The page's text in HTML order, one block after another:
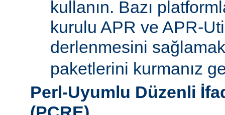
kullanın. Bazı
kurulu APR ve APR-
derlenmesini
paketlerini kurmanız
Perl-Uyumlu Düzenli